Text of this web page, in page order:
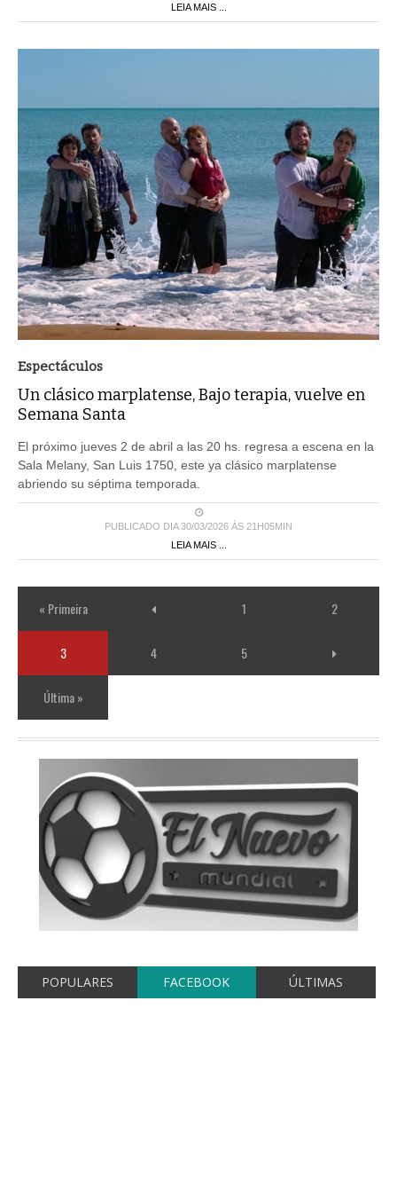
LEIA MAIS ...
Espectáculos
Un clásico marplatense, Bajo terapia, vuelve en
Semana Santa
El próximo jueves 2 de abril a las 20 hs. regresa a escena en la
Sala Melany, San Luis 1750, este ya clásico marplatense
abriendo su séptima temporada.
PUBLICADO DIA 30/03/2026 ÀS 21H05MIN
LEIA MAIS ...
« Primeira 1 2
3 4 5
Última »
POPULARES FACEBOOK ÚLTIMAS